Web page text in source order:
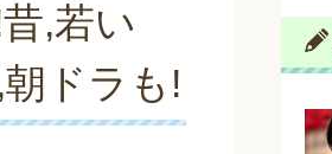
,若い
ドラも!